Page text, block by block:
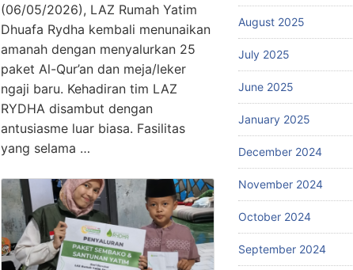
(06/05/2026), LAZ Rumah Yatim
Dhuafa Rydha kembali menunaikan
amanah dengan menyalurkan 25
paket Al-Qur’an dan meja/leker
ngaji baru. Kehadiran tim LAZ
RYDHA disambut dengan
antusiasme luar biasa. Fasilitas
yang selama …
August 2025
July 2025
June 2025
January 2025
December 2024
November 2024
October 2024
September 2024